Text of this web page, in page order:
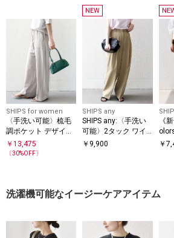
SHIPS for women
〈手洗い可能〉梳毛
調ポケット デザイン
ストレッチ ドロスト
パンツ
￥ 13,475
〔30%OFF〕
NEW
SHIPS any
SHIPS any:〈手洗い
可能〉2タック ワイ
ド パンツ
￥ 9,900
《
PL/
￥
洗濯機可能なイージーケアアイテム